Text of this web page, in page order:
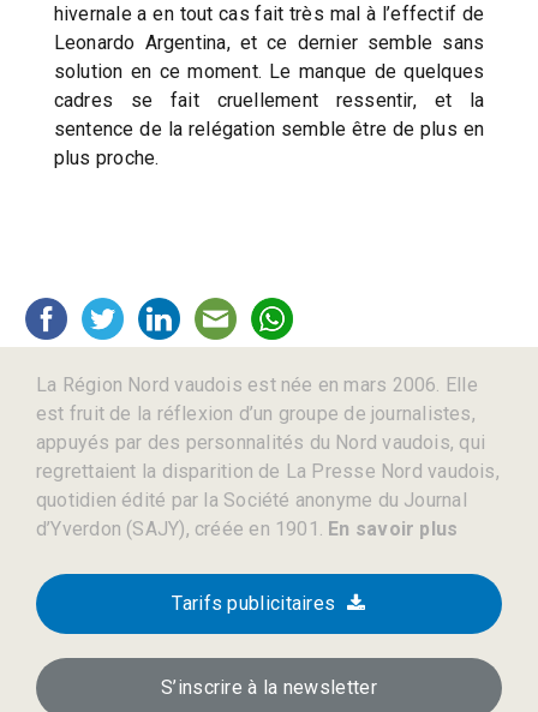
hivernale a en tout cas fait très mal à l’effectif de
Leonardo Argentina, et ce dernier semble sans
solution en ce moment. Le manque de quelques
cadres se fait cruellement ressentir, et la
sentence de la relégation semble être de plus en
plus proche.
La Région Nord vaudois est née en mars 2006. Elle
est fruit de la réflexion d’un groupe de journalistes,
appuyés par des personnalités du Nord vaudois, qui
regrettaient la disparition de La Presse Nord vaudois,
quotidien édité par la Société anonyme du Journal
d’Yverdon (SAJY), créée en 1901. En savoir plus
Tarifs publicitaires
S’inscrire à la newsletter